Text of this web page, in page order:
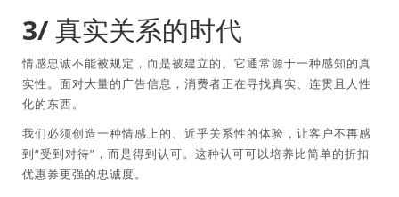
3/ 真实关系的时代
情感忠诚不能被规定，而是被建立的。它通常源于一种感知的真
实性。面对大量的广告信息，消费者正在寻找真实、连贯且人性
化的东西。
我们必须创造一种情感上的、近乎关系性的体验，让客户不再感
到“受到对待”，而是得到认可。这种认可可以培养比简单的折扣
优惠券更强的忠诚度。